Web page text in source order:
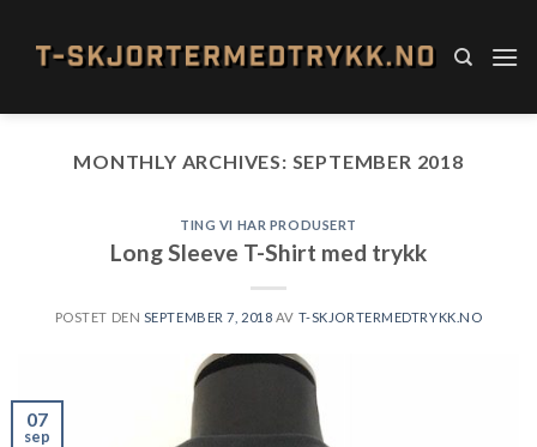
content
MONTHLY ARCHIVES: SEPTEMBER 2018
TING VI HAR PRODUSERT
Long Sleeve T-Shirt med trykk
POSTET DEN SEPTEMBER 7, 2018 AV T-SKJORTERMEDTRYKK.NO
07
sep